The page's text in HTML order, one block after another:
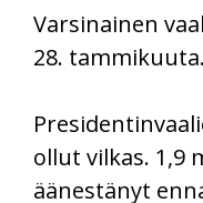
Varsinainen
28. tammikuuta.
ollut vilkas. 1,9
äänestänyt